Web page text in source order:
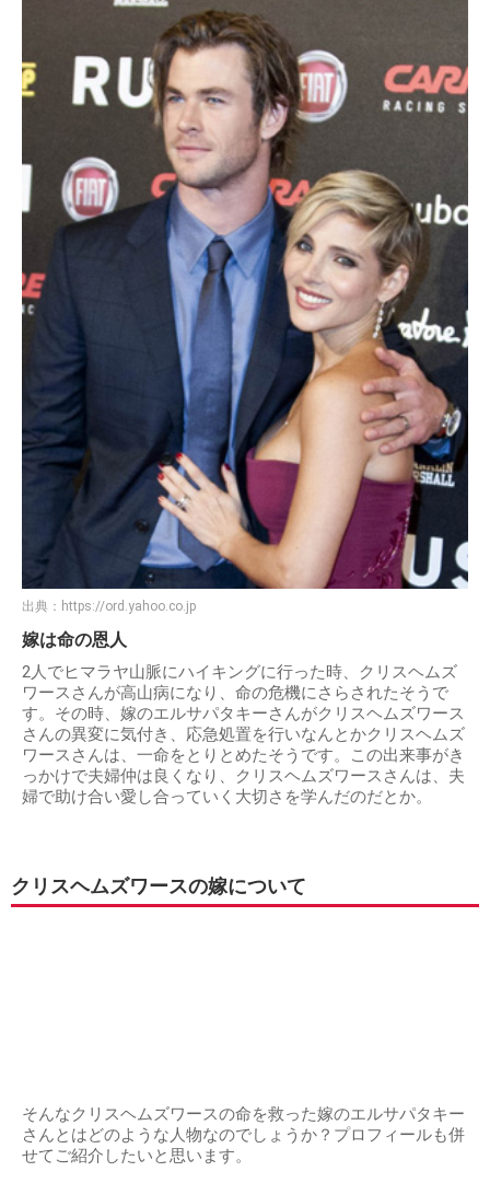
出典： https://ord.yahoo.co.jp
嫁は命の恩人
2人でヒマラヤ山脈にハイキングに行った時、クリスヘムズ
ワースさんが高山病になり、命の危機にさらされたそうで
す。その時、嫁のエルサパタキーさんがクリスヘムズワース
さんの異変に気付き、応急処置を行いなんとかクリスヘムズ
ワースさんは、一命をとりとめたそうです。この出来事がき
っかけで夫婦仲は良くなり、クリスヘムズワースさんは、夫
婦で助け合い愛し合っていく大切さを学んだのだとか。
クリスヘムズワースの嫁について
そんなクリスヘムズワースの命を救った嫁のエルサパタキー
さんとはどのような人物なのでしょうか？プロフィールも併
せてご紹介したいと思います。